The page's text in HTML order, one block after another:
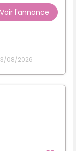
Voir l'annonce
08/2026